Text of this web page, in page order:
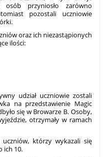
przyniosło zarówno
pozostali uczniowie
oraz ich niezastąpionych
ilości:
udział uczniowie zostali
na przedstawienie Magic
się w Browarze B. Osoby,
otrzymały w ramach
uczniów, którzy wykazali się
ich 10.